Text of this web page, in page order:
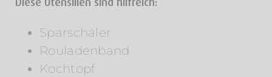
Sparschäler
Rouladenband
Kochtopf